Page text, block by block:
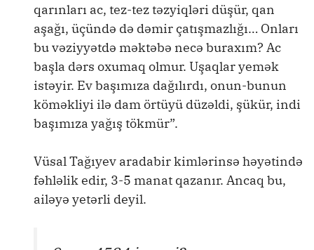
qarınları ac, tez-tez təzyiqləri düşür, qan
aşağı, üçündə də dəmir çatışmazlığı… Onları
bu vəziyyətdə məktəbə necə buraxım? Ac
başla dərs oxumaq olmur. Uşaqlar yemək
istəyir. Ev başımıza dağılırdı, onun-bunun
köməkliyi ilə dam örtüyü düzəldi, şükür, indi
başımıza yağış tökmür”.
Vüsal Tağıyev aradabir kimlərinsə həyətində
fəhləlik edir, 3-5 manat qazanır. Ancaq bu,
ailəyə yetərli deyil.